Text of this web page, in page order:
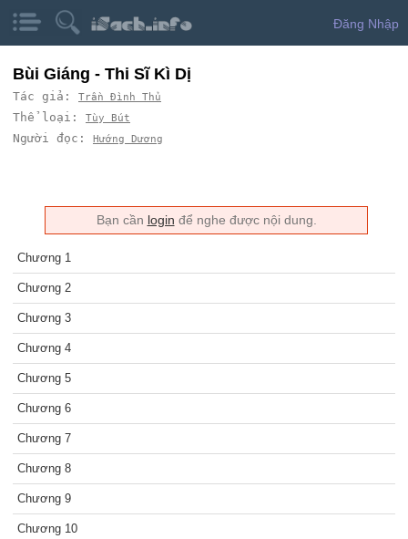
Đăng Nhập
Bùi Giáng - Thi Sĩ Kì Dị
Tác giả: Trần Đình Thủ
Thể loại: Tùy Bút
Người đọc: Hướng Dương
Bạn cần login để nghe được nội dung.
Chương 1
Chương 2
Chương 3
Chương 4
Chương 5
Chương 6
Chương 7
Chương 8
Chương 9
Chương 10